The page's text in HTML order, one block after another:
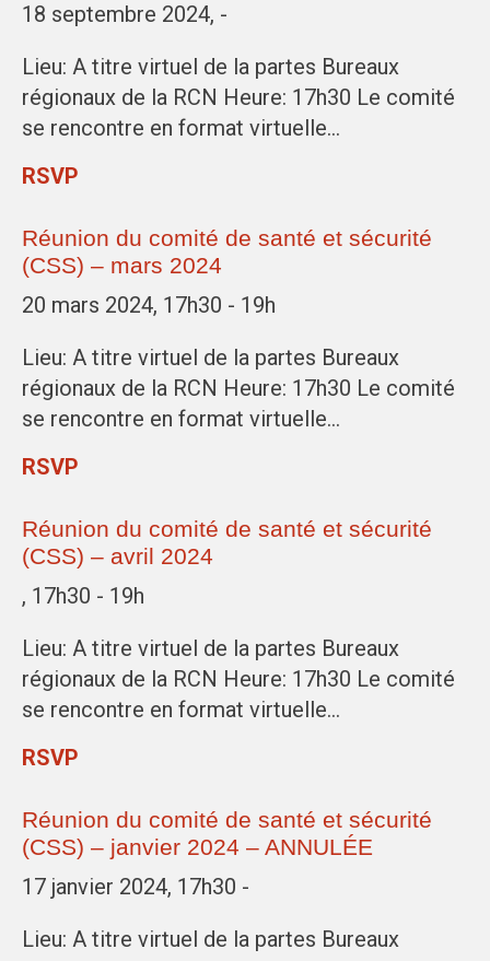
18 septembre 2024, -
Lieu: A titre virtuel de la partes Bureaux
régionaux de la RCN Heure: 17h30 Le comité
se rencontre en format virtuelle…
RSVP
Réunion du comité de santé et sécurité
(CSS) – mars 2024
20 mars 2024, 17h30 - 19h
Lieu: A titre virtuel de la partes Bureaux
régionaux de la RCN Heure: 17h30 Le comité
se rencontre en format virtuelle…
RSVP
Réunion du comité de santé et sécurité
(CSS) – avril 2024
, 17h30 - 19h
Lieu: A titre virtuel de la partes Bureaux
régionaux de la RCN Heure: 17h30 Le comité
se rencontre en format virtuelle…
RSVP
Réunion du comité de santé et sécurité
(CSS) – janvier 2024 – ANNULÉE
17 janvier 2024, 17h30 -
Lieu: A titre virtuel de la partes Bureaux